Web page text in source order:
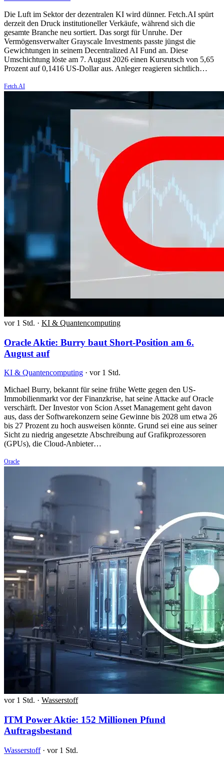
Die Luft im Sektor der dezentralen KI wird dünner. Fetch.AI spürt
derzeit den Druck institutioneller Verkäufe, während sich die
gesamte Branche neu sortiert. Das sorgt für Unruhe. Der
Vermögensverwalter Grayscale Investments passte jüngst die
Gewichtungen in seinem Decentralized AI Fund an. Diese
Umschichtung löste am 7. August 2026 einen Kursrutsch von 5,65
Prozent auf 0,1416 US-Dollar aus. Anleger reagieren sichtlich…
Fetch.AI
vor 1 Std. · KI & Quantencomputing
Oracle Aktie: Burry baut Short-Position am 6.
August auf
KI & Quantencomputing · vor 1 Std.
Michael Burry, bekannt für seine frühe Wette gegen den US-
Immobilienmarkt vor der Finanzkrise, hat seine Attacke auf Oracle
verschärft. Der Investor von Scion Asset Management geht davon
aus, dass der Softwarekonzern seine Gewinne bis 2028 um etwa 26
bis 27 Prozent zu hoch ausweisen könnte. Grund sei eine aus seiner
Sicht zu niedrig angesetzte Abschreibung auf Grafikprozessoren
(GPUs), die Cloud-Anbieter…
Oracle
vor 1 Std. · Wasserstoff
ITM Power Aktie: 152 Millionen Pfund
Auftragsbestand
Wasserstoff · vor 1 Std.